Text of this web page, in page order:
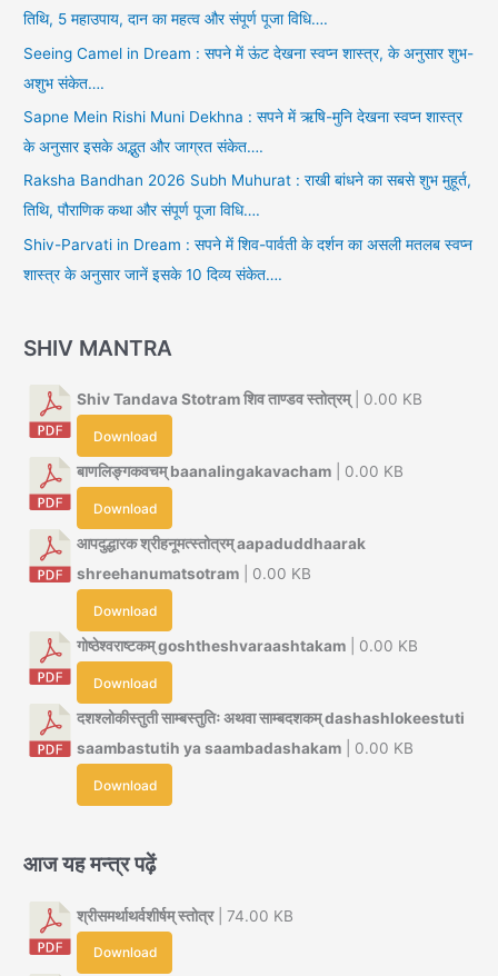
तिथि, 5 महाउपाय, दान का महत्व और संपूर्ण पूजा विधि….
Seeing Camel in Dream : सपने में ऊंट देखना स्वप्न शास्त्र, के अनुसार शुभ-
अशुभ संकेत….
Sapne Mein Rishi Muni Dekhna : सपने में ऋषि-मुनि देखना स्वप्न शास्त्र
के अनुसार इसके अद्भुत और जाग्रत संकेत….
Raksha Bandhan 2026 Subh Muhurat : राखी बांधने का सबसे शुभ मुहूर्त,
तिथि, पौराणिक कथा और संपूर्ण पूजा विधि….
Shiv-Parvati in Dream : सपने में शिव-पार्वती के दर्शन का असली मतलब स्वप्न
शास्त्र के अनुसार जानें इसके 10 दिव्य संकेत….
SHIV MANTRA
Shiv Tandava Stotram शिव ताण्डव स्तोत्रम्| 0.00 KB
Download
बाणलिङ्गकवचम् baanalingakavacham | 0.00 KB
Download
आपदुद्धारक श्रीहनूमत्स्तोत्रम् aapaduddhaarak
shreehanumatsotram | 0.00 KB
Download
गोष्ठेश्वराष्टकम् goshtheshvaraashtakam | 0.00 KB
Download
दशश्लोकीस्तुती साम्बस्तुतिः अथवा साम्बदशकम् dashashlokeestuti
saambastutih ya saambadashakam | 0.00 KB
Download
आज यह मन्त्र पढ़ें
श्रीसमर्थाथर्वशीर्षम् स्तोत्र| 74.00 KB
Download